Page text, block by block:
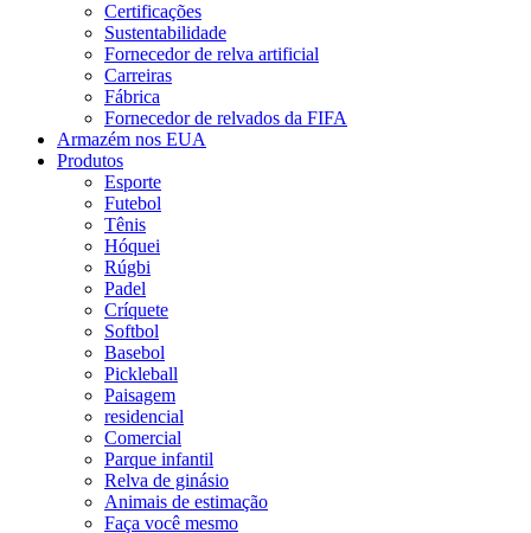
Certificações
Sustentabilidade
Fornecedor de relva artificial
Carreiras
Fábrica
Fornecedor de relvados da FIFA
Armazém nos EUA
Produtos
Esporte
Futebol
Tênis
Hóquei
Rúgbi
Padel
Críquete
Softbol
Basebol
Pickleball
Paisagem
residencial
Comercial
Parque infantil
Relva de ginásio
Animais de estimação
Faça você mesmo